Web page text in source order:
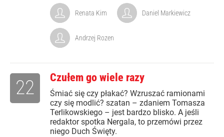
Renata Kim Daniel Markiewicz
Andrzej Rozen
Czułem go wiele razy
Śmiać się czy płakać? Wzruszać ramionami
czy się modlić? szatan – zdaniem Tomasza
Terlikowskiego – jest bardzo blisko. A jeśli
redaktor spotka Nergala, to przemówi przez
niego Duch Święty.
22